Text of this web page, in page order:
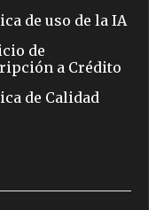
de uso de la IA
de
a Crédito
de Calidad